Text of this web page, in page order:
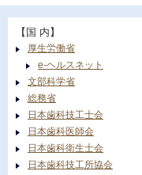
【国 内】
厚生労働省
e-ヘルスネット
文部科学省
総務省
日本歯科技工士会
日本歯科医師会
日本歯科衛生士会
日本歯科技工所協会